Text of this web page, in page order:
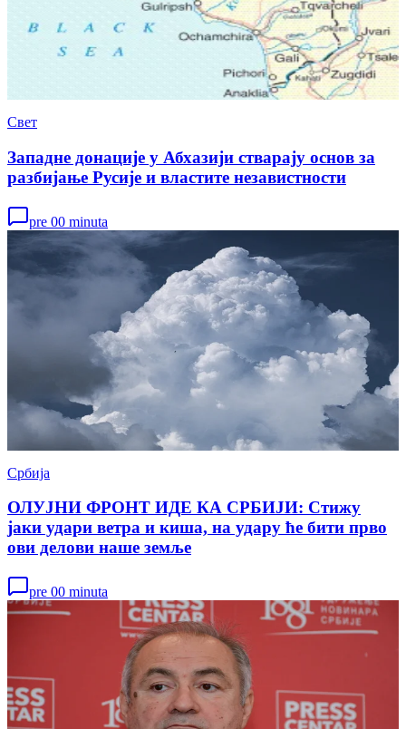
Свет
Западне донације у Абхазији стварају основ за
разбијање Русије и властите независтности
pre 00 minuta
Србија
ОЛУЈНИ ФРОНТ ИДЕ КА СРБИЈИ: Стижу
јаки удари ветра и киша, на удару ће бити прво
ови делови наше земље
pre 00 minuta